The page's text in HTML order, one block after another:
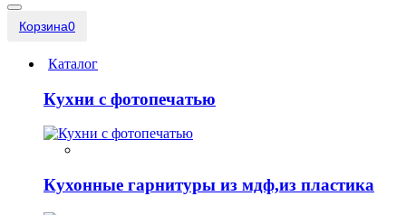
Корзина0
Каталог
Кухни с фотопечатью
Кухонные гарнитуры из мдф,из пластика